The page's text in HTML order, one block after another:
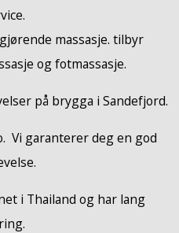
massasje. tilbyr
og fotmassasje.
på brygga i Sandefjord.
Vi garanterer deg en god
i Thailand og har lang